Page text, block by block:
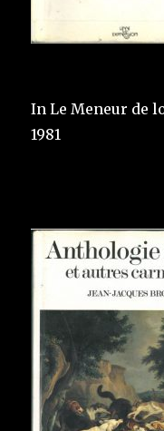
In Le Meneur de
1981